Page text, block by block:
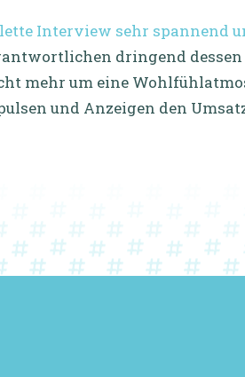
Interview sehr spannend
dringend dessen
mehr um eine
und Anzeigen den